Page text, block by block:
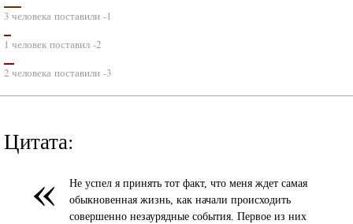
3 человека поставили -1
1 человек поставил -2
2 человека поставили -3
Цитата:
«
Не успел я принять тот факт, что меня ждет самая
обыкновенная жизнь, как начали происходить
совершенно незаурядные события. Первое из них